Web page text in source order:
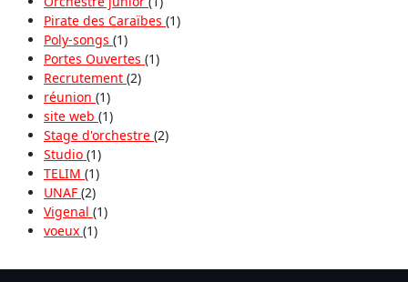
Pirate des Caraïbes (1)
Poly-songs (1)
Portes Ouvertes (1)
Recrutement (2)
réunion (1)
site web (1)
Stage d'orchestre (2)
Studio (1)
TELIM (1)
UNAF (2)
Vigenal (1)
voeux (1)